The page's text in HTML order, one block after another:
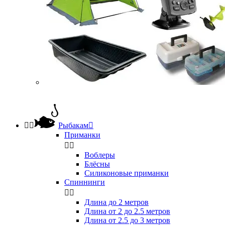
  Рыбакам
Приманки
 
Воблеры
Блёсны
Силиконовые приманки
Спиннинги
 
Длина до 2 метров
Длина от 2 до 2.5 метров
Длина от 2.5 до 3 метров